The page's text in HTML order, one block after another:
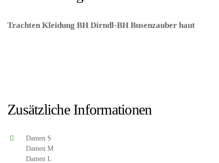
Trachten Kleidung BH Dirndl-BH Busenzauber haut
Zusätzliche Informationen
Damen S
Damen M
Damen L